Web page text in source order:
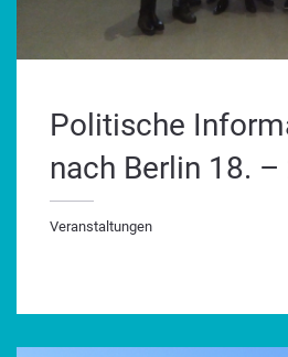
Politische
nach Berlin 18.
Veranstaltungen